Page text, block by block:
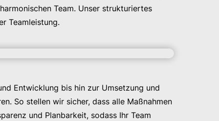
Team. Unser strukturiertes
Teamleistung.
Entwicklung bis hin zur Umsetzung und
So stellen wir sicher, dass alle Maßnahmen
und Planbarkeit, sodass Ihr Team